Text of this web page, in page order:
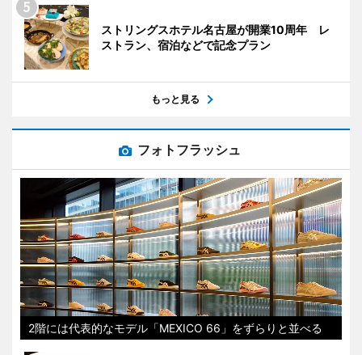
ストリングスホテル名古屋が開業10周年 レ
ストラン、宿泊などで記念プラン
もっと見る
フォトフラッシュ
2階には代表的なモデル「MEXICO 66」をずらりと並べる